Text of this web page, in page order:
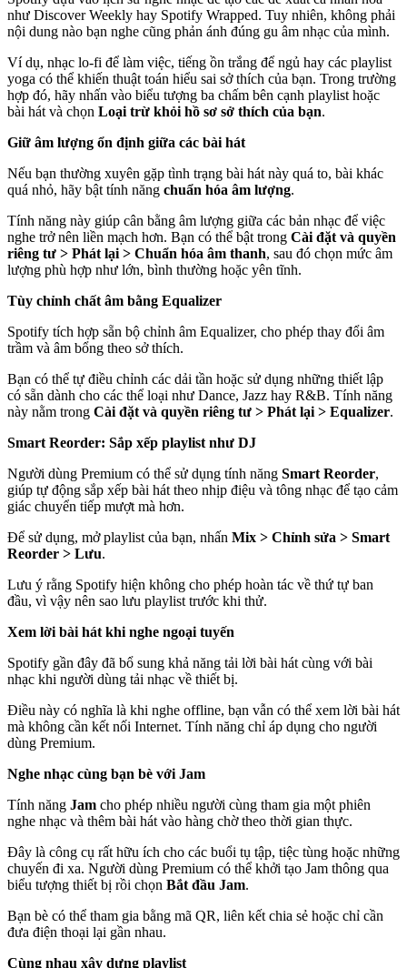
như Discover Weekly hay Spotify Wrapped. Tuy nhiên, không phải
nội dung nào bạn nghe cũng phản ánh đúng gu âm nhạc của mình.
Ví dụ, nhạc lo-fi để làm việc, tiếng ồn trắng để ngủ hay các playlist
yoga có thể khiến thuật toán hiểu sai sở thích của bạn. Trong trường
hợp đó, hãy nhấn vào biểu tượng ba chấm bên cạnh playlist hoặc
bài hát và chọn Loại trừ khỏi hồ sơ sở thích của bạn.
Giữ âm lượng ổn định giữa các bài hát
Nếu bạn thường xuyên gặp tình trạng bài hát này quá to, bài khác
quá nhỏ, hãy bật tính năng chuẩn hóa âm lượng.
Tính năng này giúp cân bằng âm lượng giữa các bản nhạc để việc
nghe trở nên liền mạch hơn. Bạn có thể bật trong Cài đặt và quyền
riêng tư > Phát lại > Chuẩn hóa âm thanh, sau đó chọn mức âm
lượng phù hợp như lớn, bình thường hoặc yên tĩnh.
Tùy chỉnh chất âm bằng Equalizer
Spotify tích hợp sẵn bộ chỉnh âm Equalizer, cho phép thay đổi âm
trầm và âm bổng theo sở thích.
Bạn có thể tự điều chỉnh các dải tần hoặc sử dụng những thiết lập
có sẵn dành cho các thể loại như Dance, Jazz hay R&B. Tính năng
này nằm trong Cài đặt và quyền riêng tư > Phát lại > Equalizer.
Smart Reorder: Sắp xếp playlist như DJ
Người dùng Premium có thể sử dụng tính năng Smart Reorder,
giúp tự động sắp xếp bài hát theo nhịp điệu và tông nhạc để tạo cảm
giác chuyển tiếp mượt mà hơn.
Để sử dụng, mở playlist của bạn, nhấn Mix > Chỉnh sửa > Smart
Reorder > Lưu.
Lưu ý rằng Spotify hiện không cho phép hoàn tác về thứ tự ban
đầu, vì vậy nên sao lưu playlist trước khi thử.
Xem lời bài hát khi nghe ngoại tuyến
Spotify gần đây đã bổ sung khả năng tải lời bài hát cùng với bài
nhạc khi người dùng tải nhạc về thiết bị.
Điều này có nghĩa là khi nghe offline, bạn vẫn có thể xem lời bài hát
mà không cần kết nối Internet. Tính năng chỉ áp dụng cho người
dùng Premium.
Nghe nhạc cùng bạn bè với Jam
Tính năng Jam cho phép nhiều người cùng tham gia một phiên
nghe nhạc và thêm bài hát vào hàng chờ theo thời gian thực.
Đây là công cụ rất hữu ích cho các buổi tụ tập, tiệc tùng hoặc những
chuyến đi xa. Người dùng Premium có thể khởi tạo Jam thông qua
biểu tượng thiết bị rồi chọn Bắt đầu Jam.
Bạn bè có thể tham gia bằng mã QR, liên kết chia sẻ hoặc chỉ cần
đưa điện thoại lại gần nhau.
Cùng nhau xây dựng playlist